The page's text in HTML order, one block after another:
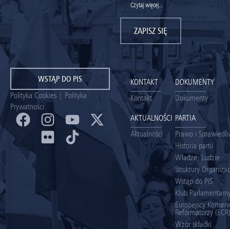
Czytaj więcej...
ZAPISZ SIĘ
WSTĄP DO PIS
Polityka Cookies | Polityka
Prywatności
KONTAKT
Kontakt
DOKUMENTY
Dokumenty
AKTUALNOŚCI
Aktualności
PARTIA
Prawo i
Historia partii
Władze, Ludzie
Struktury
Wstąp do PiS
Klub
Europejscy
Reformatorzy (ECR)
Wzór składki